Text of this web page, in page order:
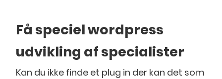
Få speciel wordpress
udvikling af specialister
Kan du ikke finde et plug in der kan det som